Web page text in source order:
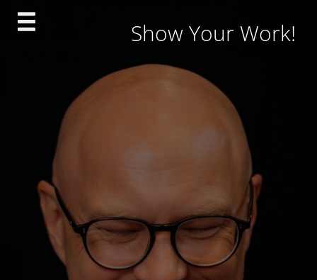
Skip
Show Your Work!